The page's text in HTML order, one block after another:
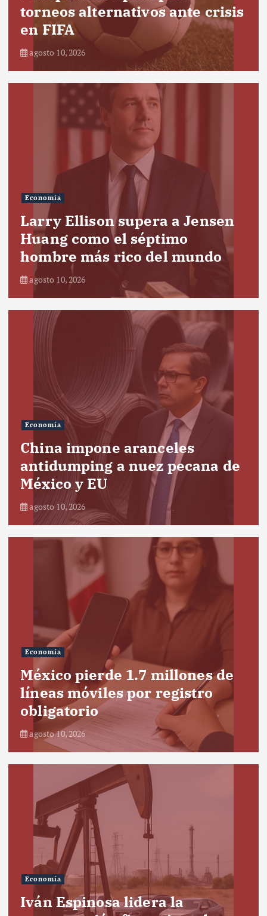
torneos alternativos ante crisis
en FIFA
agosto 10, 2026
Economía
Larry Ellison supera a Jensen
Huang como el séptimo
hombre más rico del mundo
agosto 10, 2026
Economía
China impone aranceles
antidumping a nuez pecana de
México y EU
agosto 10, 2026
Economía
México pierde 1.7 millones de
líneas móviles por registro
obligatorio
agosto 10, 2026
Economía
Iván Espinosa lidera la